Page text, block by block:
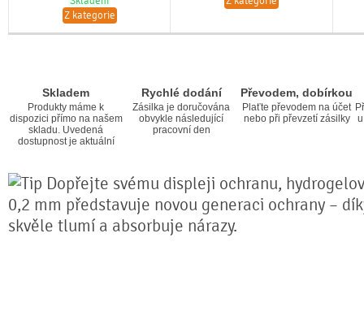
Z kategorie
Skladem
Produkty máme k
dispozici přímo na našem
skladu. Uvedená
dostupnost je aktuální
Rychlé dodání
Zásilka je doručována
obvykle následující
pracovní den
Převodem, dobírkou
Plaťte převodem na účet
nebo při převzetí zásilky
Dopřejte svému displeji ochranu,
0,2 mm představuje novou generaci ochrany –
skvěle tlumí a absorbuje nárazy.